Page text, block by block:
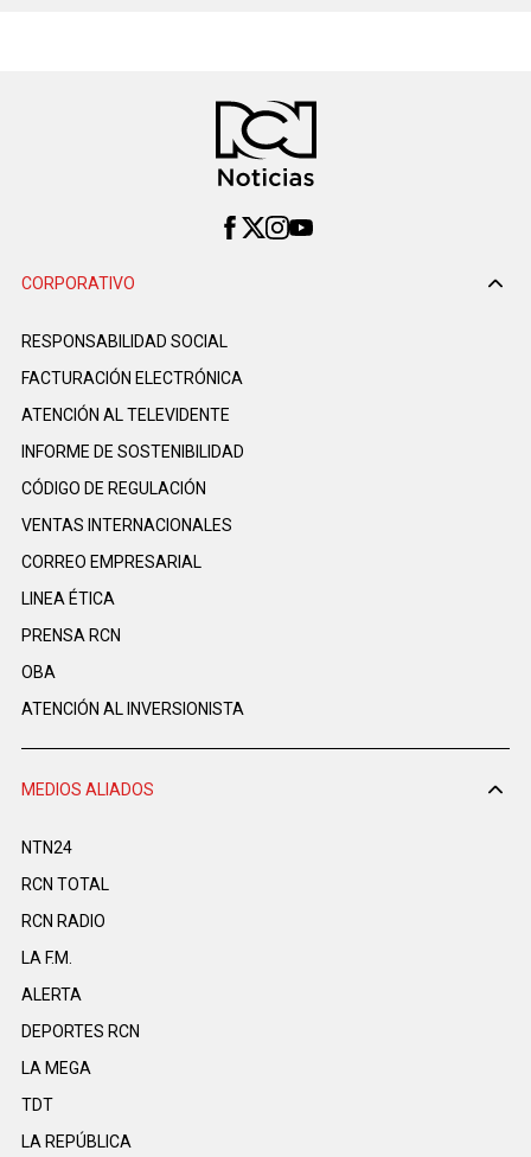
CORPORATIVO
RESPONSABILIDAD SOCIAL
FACTURACIÓN ELECTRÓNICA
ATENCIÓN AL TELEVIDENTE
INFORME DE SOSTENIBILIDAD
CÓDIGO DE REGULACIÓN
VENTAS INTERNACIONALES
CORREO EMPRESARIAL
LINEA ÉTICA
PRENSA RCN
OBA
ATENCIÓN AL INVERSIONISTA
MEDIOS ALIADOS
NTN24
RCN TOTAL
RCN RADIO
LA F.M.
ALERTA
DEPORTES RCN
LA MEGA
TDT
LA REPÚBLICA